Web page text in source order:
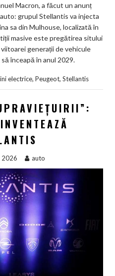
Macron, a făcut un anunț
grupul Stellantis va injecta
sa din Mulhouse, localizată în
masive este pregătirea sitului
generații de vehicule
înceapă în anul 2029.
electrice, Peugeot, Stellantis
2026 auto